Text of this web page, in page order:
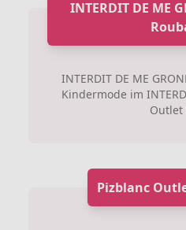
INTERDIT DE ME
INTERDIT DE ME
Kindermode im
Outlet
Pizblanc